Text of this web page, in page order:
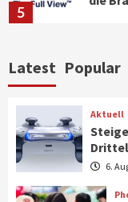
5
6
7
Smart
Latest Popular
Aktuell
6.